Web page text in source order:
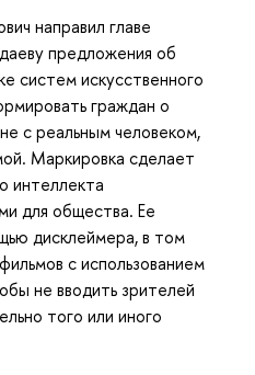
направил главе
предложения об
систем искусственного
граждан о
с реальным человеком,
Маркировка сделает
интеллекта
для общества. Ее
дисклеймера, в том
с использованием
не вводить зрителей
того или иного